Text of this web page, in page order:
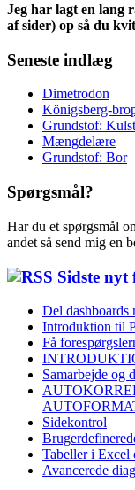
Jeg har lagt en lang
af sider) op så du
Seneste indlæg
Dimetrodon
Königsberg-
Grundstof:
Mængdelære
Grundstof: Bor
Spørgsmål?
Har du et spørgsmål
andet så send mig en
Sidste nyt
Del dashboards
Introduktion til
Få
Samarbejde og
Sidekontrol
Tabeller i Excel
Avancerede